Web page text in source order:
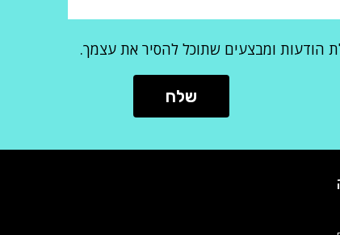
הודעות ומבצעים שתוכל להסיר את עצמך.